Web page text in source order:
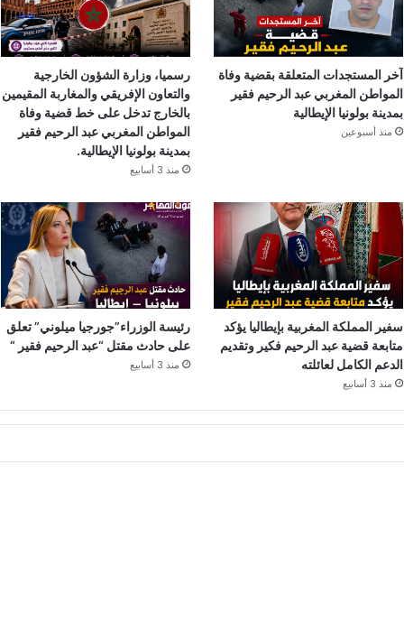
آخر المستجدات المتعلقة بقضية وفاة
المواطن المغربي عبد الرحيم فقير
بمدينة بولونيا الإيطالية
منذ أسبوعين
رسميا، وزارة الشؤون الخارجية
والتعاون الإفريقي والمغاربة المقيمين
بالخارج تدخل على خط قضية وفاة
المواطن المغربي عبد الرحيم فقير
بمدينة بولونيا الإيطالية.
منذ 3 أسابيع
سفير المملكة المغربية بإيطاليا يؤكد
متابعة قضية عبد الرحيم فكير وتقديم
الدعم الكامل لعائلته
منذ 3 أسابيع
رئيسة الوزراء”جورجيا ميلوني” تعلق
على حادث مقتل “عبد الرحيم فقير “
منذ 3 أسابيع